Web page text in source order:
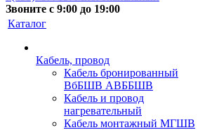
Звоните с 9:00 до 19:00
Каталог
Кабель, провод
Кабель бронированный
ВбБШВ АВББШВ
Кабель и провод
нагревательный
Кабель монтажный МГШВ